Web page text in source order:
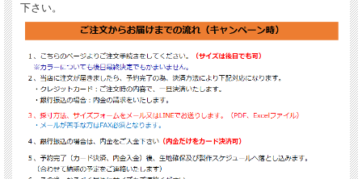
下さい。